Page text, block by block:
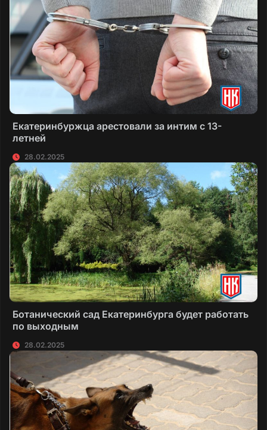
Екатеринбуржца арестовали за интим с 13-
летней
28.02.2025
Ботанический сад Екатеринбурга будет работать
по выходным
28.02.2025